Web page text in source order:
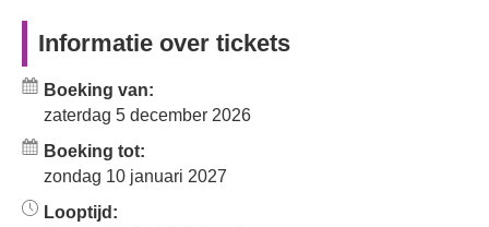
gezien tijdens de feestdagen.
Informatie over tickets
Boeking van:
zaterdag 5 december 2026
Boeking tot:
zondag 10 januari 2027
Looptijd: